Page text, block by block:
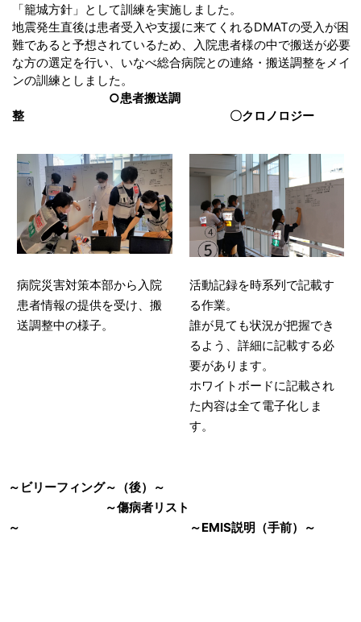
「籠城方針」として訓練を実施しました。
地震発生直後は患者受入や支援に来てくれるDMATの受入が困
難であると予想されているため、入院患者様の中で搬送が必要
な方の選定を行い、いなべ総合病院との連絡・搬送調整をメイ
ンの訓練としました。
○患者搬送調
整
〇クロノロジー
病院災害対策本部から入院
患者情報の提供を受け、搬
送調整中の様子。
活動記録を時系列で記載す
る作業。
誰が見ても状況が把握でき
るよう、詳細に記載する必
要があります。
ホワイトボードに記載され
た内容は全て電子化しま
す。
～ビリーフィング～（後）～
～傷病者リスト
～ ～EMIS説明（手前）～